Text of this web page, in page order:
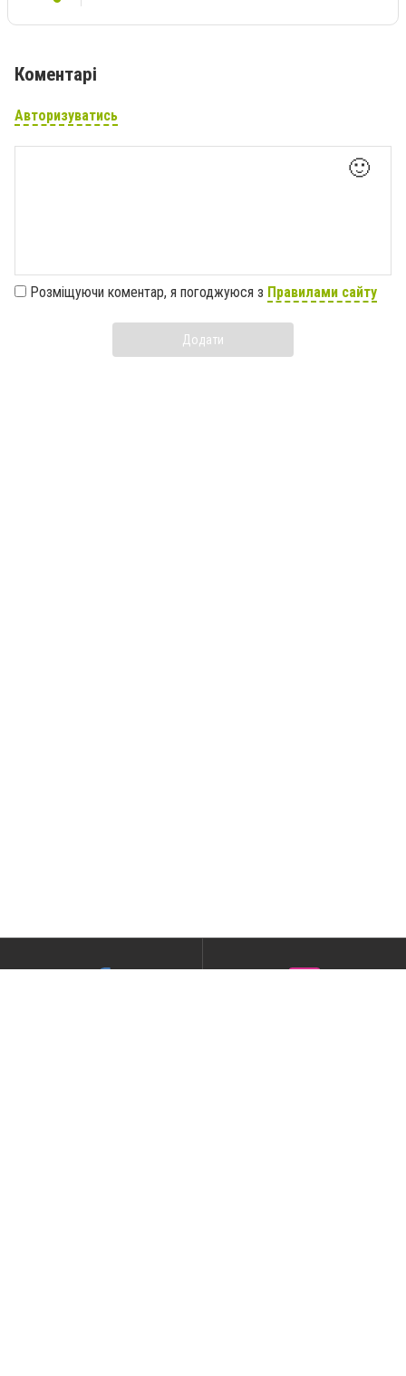
Коментарі
Авторизуватись
🙂
Розміщуючи коментар, я погоджуюся з Правилами сайту
Додати